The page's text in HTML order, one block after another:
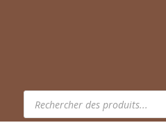
Recherche
produits